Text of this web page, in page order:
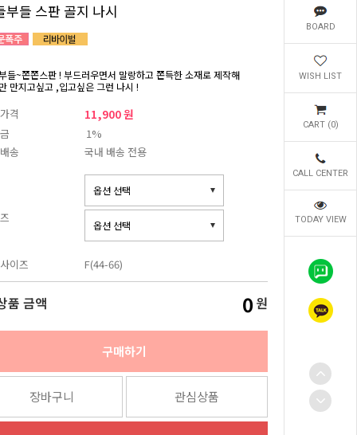
BOARD
WISH LIST
CART (0)
CALL CENTER
TODAY VIEW
부들 스판 골지 나시
들~쫀쫀스판 ! 부드러우면서 말랑하고 쫀득한 소재로 제작해
만지고싶고 ,입고싶은 그런 나시 !
격 11,900 원
1%
송
국내 배송 전용
이즈 F(44-66)
품 금액 0 원
구매하기
장바구니 관심상품